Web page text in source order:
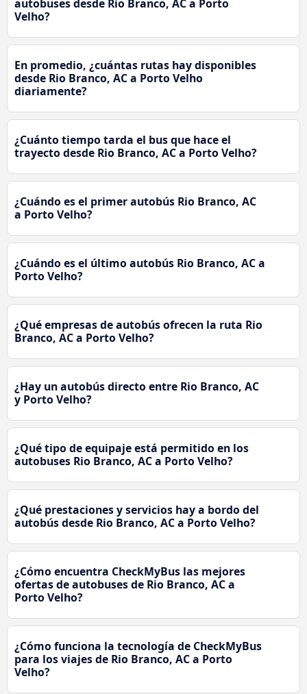
autobuses desde Rio Branco, AC a Porto
Velho?
En promedio, ¿cuántas rutas hay disponibles
desde Rio Branco, AC a Porto Velho
diariamente?
¿Cuánto tiempo tarda el bus que hace el
trayecto desde Rio Branco, AC a Porto Velho?
¿Cuándo es el primer autobús Rio Branco, AC
a Porto Velho?
¿Cuándo es el último autobús Rio Branco, AC a
Porto Velho?
¿Qué empresas de autobús ofrecen la ruta Rio
Branco, AC a Porto Velho?
¿Hay un autobús directo entre Rio Branco, AC
y Porto Velho?
¿Qué tipo de equipaje está permitido en los
autobuses Rio Branco, AC a Porto Velho?
¿Qué prestaciones y servicios hay a bordo del
autobús desde Rio Branco, AC a Porto Velho?
¿Cómo encuentra CheckMyBus las mejores
ofertas de autobuses de Rio Branco, AC a
Porto Velho?
¿Cómo funciona la tecnología de CheckMyBus
para los viajes de Rio Branco, AC a Porto
Velho?